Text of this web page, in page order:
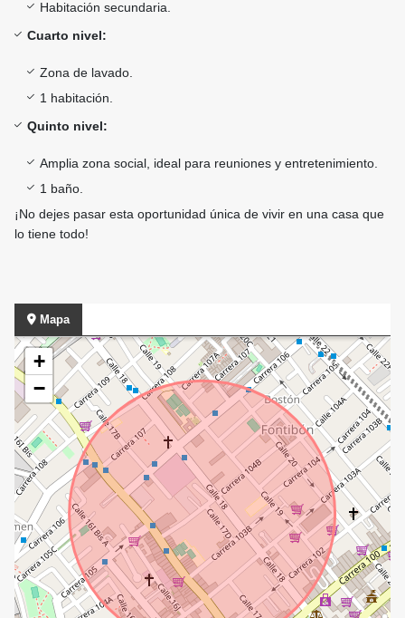
Habitación secundaria.
Cuarto nivel:
Zona de lavado.
1 habitación.
Quinto nivel:
Amplia zona social, ideal para reuniones y entretenimiento.
1 baño.
¡No dejes pasar esta oportunidad única de vivir en una casa que
lo tiene todo!
Mapa
+
−